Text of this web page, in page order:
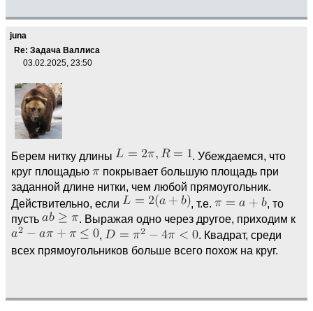
juna
Re: Задача Валлиса
03.02.2025, 23:50
Берем нитку длины
. Убеждаемся, что
круг площадью
покрывает большую площадь при
заданной длине нитки, чем любой прямоугольник.
Действительно, если
, т.е.
, то
пусть
. Выражая одно через другое, приходим к
. Квадрат, среди
всех прямоугольников больше всего похож на круг.